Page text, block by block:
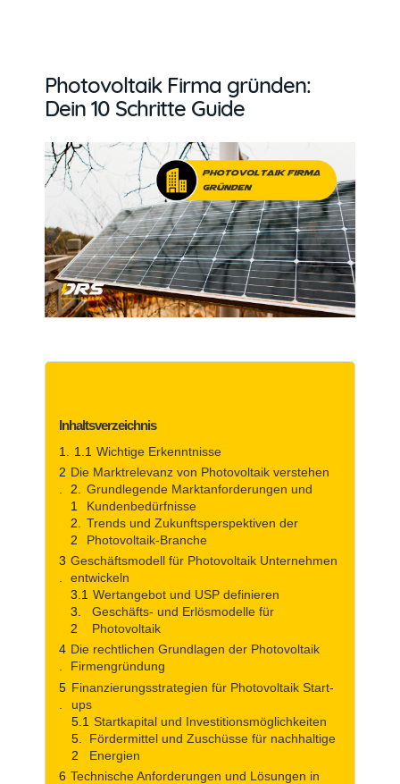
Photovoltaik Firma gründen:
Dein 10 Schritte Guide
Inhaltsverzeichnis
Wichtige Erkenntnisse
Die Marktrelevanz von Photovoltaik verstehen
Grundlegende Marktanforderungen und
Kundenbedürfnisse
Trends und Zukunftsperspektiven der
Photovoltaik-Branche
Geschäftsmodell für Photovoltaik Unternehmen
entwickeln
Wertangebot und USP definieren
Geschäfts- und Erlösmodelle für
Photovoltaik
Die rechtlichen Grundlagen der Photovoltaik
Firmengründung
Finanzierungsstrategien für Photovoltaik Start-
ups
Startkapital und Investitionsmöglichkeiten
Fördermittel und Zuschüsse für nachhaltige
Energien
Technische Anforderungen und Lösungen in